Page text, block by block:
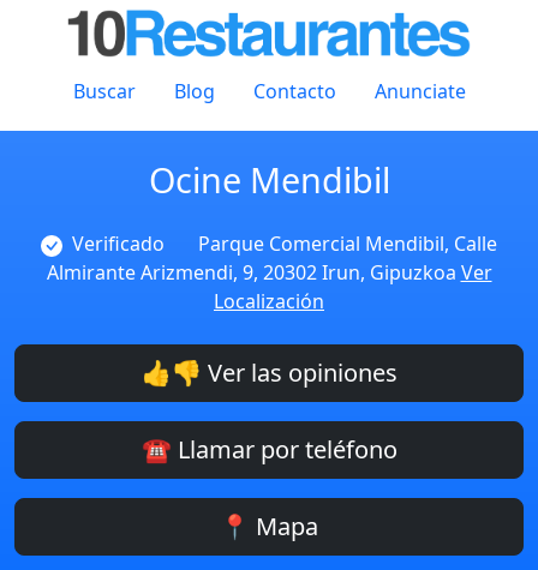
Buscar Blog Contacto Anunciate
Ocine Mendibil
Verificado
Parque Comercial Mendibil, Calle
Almirante Arizmendi, 9, 20302 Irun, Gipuzkoa Ver
Localización
👍👎 Ver las opiniones
☎️ Llamar por teléfono
📍 Mapa